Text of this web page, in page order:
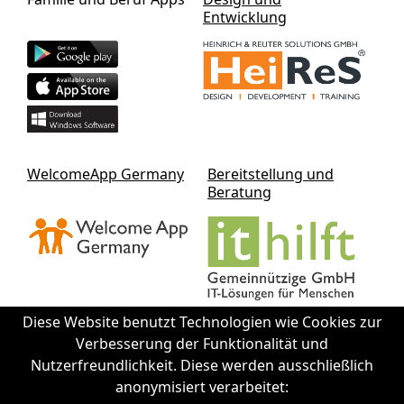
Diese Website benutzt Technologien wie Cookies zur
Verbesserung der Funktionalität und
Nutzerfreundlichkeit. Diese werden ausschließlich
anonymisiert verarbeitet:
Entwicklung
WelcomeApp Germany
Bereitstellung und
Beratung
Kontakt IThilft gGmbH